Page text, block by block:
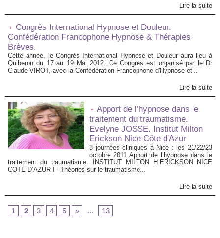
Lire la suite
Congrès International Hypnose et Douleur.
Confédération Francophone Hypnose & Thérapies
Brèves.
Cette année, le Congrès International Hypnose et Douleur aura lieu à
Quiberon du 17 au 19 Mai 2012. Ce Congrès est organisé par le Dr
Claude VIROT, avec la Confédération Francophone d'Hypnose et...
Lire la suite
Apport de l’hypnose dans le
traitement du traumatisme.
Evelyne JOSSE. Institut Milton
Erickson Nice Côte d'Azur
3 journées cliniques à Nice : les 21/22/23
octobre 2011 Apport de l’hypnose dans le
traitement du traumatisme. INSTITUT MILTON H.ERICKSON NICE
COTE D’AZUR I - Théories sur le traumatisme...
Lire la suite
1 2 3 4 5 » ... 13